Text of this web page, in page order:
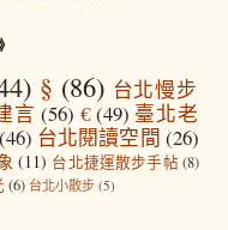
§ (86) 台北慢步
言 (56) € (49) 臺北老
(46) 台北閱讀空間 (26)
(11) 台北捷運散步手帖 (8)
(6) 台北小散步 (5)